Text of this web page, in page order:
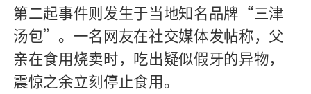
第二起事件则发生于当地知名品牌“三津
汤包”。一名网友在社交媒体发帖称，父
亲在食用烧卖时，吃出疑似假牙的异物，
震惊之余立刻停止食用。